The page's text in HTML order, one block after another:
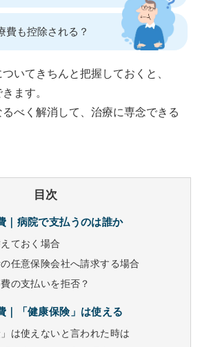
費も控除される？
いてきちんと把握しておくと、
ます。
べく解消して、治療に専念できる
目次
｜病院で支払うのは誰か
ておく場合
任意保険会社へ請求する場合
の支払いを拒否？
｜「健康保険」は使える
は使えないと言われた時は